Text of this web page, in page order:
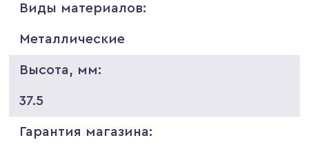
Виды материалов:
Металлические
Высота, мм:
37.5
Гарантия магазина: